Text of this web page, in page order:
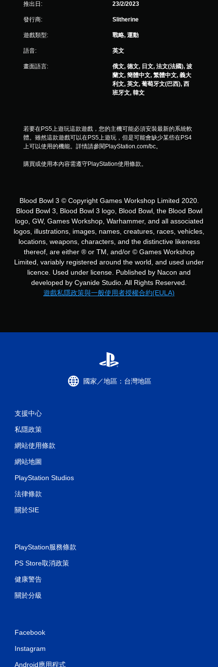
推出日: 23/2/2023
發行商: Slitherine
遊戲類型: 戰略, 運動
語音: 英文
畫面語言:
俄文, 德文, 日文, 法文(法國), 波
蘭文, 簡體中文, 繁體中文, 義大
利文, 英文, 葡萄牙文(巴西), 西
班牙文, 韓文
若要在PS5上遊玩這款遊戲，您的主機可能必須安裝最新的系統軟
體。雖然這款遊戲可以在PS5上遊玩，但是可能會缺少某些在PS4
上可以使用的機能。詳情請參閱PlayStation.com/bc。
購買或使用本內容需遵守PlayStation使用條款。
Blood Bowl 3 © Copyright Games Workshop Limited 2020.
Blood Bowl 3, Blood Bowl 3 logo, Blood Bowl, the Blood Bowl
logo, GW, Games Workshop, Warhammer, and all associated
logos, illustrations, images, names, creatures, races, vehicles,
locations, weapons, characters, and the distinctive likeness
thereof, are either ® or TM, and/or © Games Workshop
Limited, variably registered around the world, and used under
licence. Used under license. Published by Nacon and
developed by Cyanide Studio. All Rights Reserved.
遊戲私隱政策與一般使用者授權合約(EULA)
國家／地區：台灣地區
支援中心
私隱政策
網站使用條款
網站地圖
PlayStation Studios
法律條款
關於SIE
PlayStation服務條款
PS Store取消政策
健康警告
關於分級
Facebook
Instagram
Android應用程式